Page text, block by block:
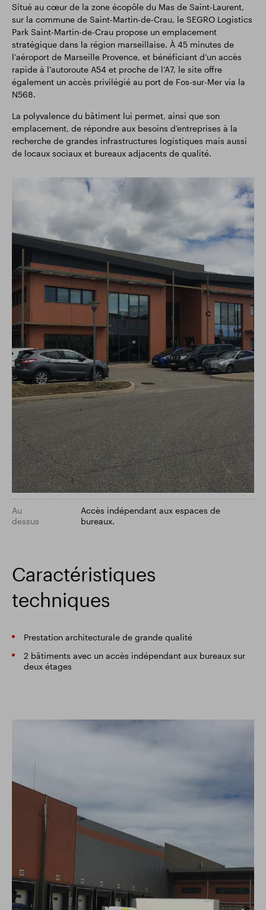
Situé au cœur de la zone écopôle du Mas de Saint-Laurent,
sur la commune de Saint-Martin-de-Crau, le SEGRO Logistics
Park Saint-Martin-de-Crau propose un emplacement
stratégique dans la région marseillaise. À 45 minutes de
l’aéroport de Marseille Provence, et bénéficiant d’un accès
rapide à l’autoroute A54 et proche de l’A7, le site offre
également un accès privilégié au port de Fos-sur-Mer via la
N568.
La polyvalence du bâtiment lui permet, ainsi que son
emplacement, de répondre aux besoins d’entreprises à la
recherche de grandes infrastructures logistiques mais aussi
de locaux sociaux et bureaux adjacents de qualité.
Au
dessus
Accès indépendant aux espaces de
bureaux.
Caractéristiques
techniques
Prestation architecturale de grande qualité
2 bâtiments avec un accès indépendant aux bureaux sur
deux étages